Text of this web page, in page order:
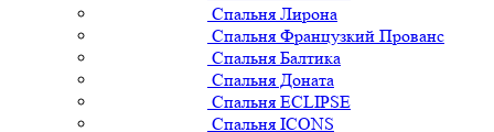
Спальня Лирона
Спальня Французкий Прованс
Спальня Балтика
Спальня Доната
Спальня ECLIPSE
Спальня ICONS